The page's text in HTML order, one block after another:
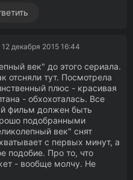
декабря 2015 16:44
век" до этого сериала.
отсняли тут. Посмотрела
плюс - красивая
- обхохоталась. Все
фильм должен быть
подобранными
век" снят
с первых минут, а
подобие. Про то, что
- вообще молчу. Не